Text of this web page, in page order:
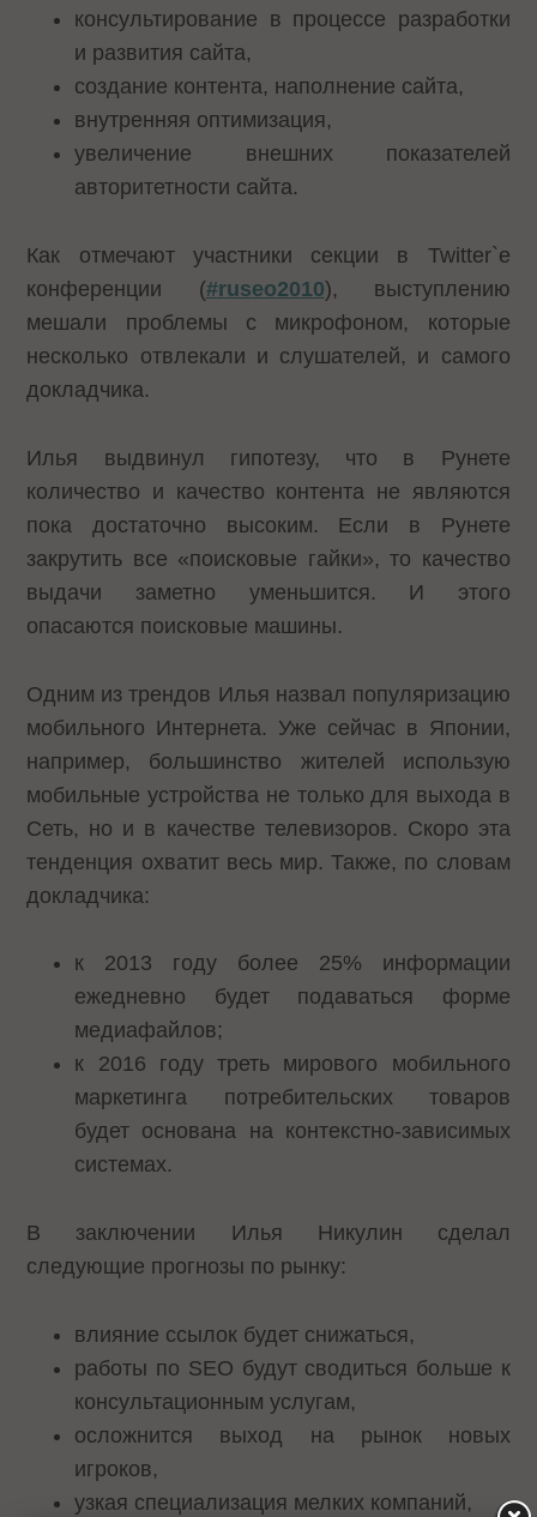
консультирование в процессе разработки
и развития сайта,
создание контента, наполнение сайта,
внутренняя оптимизация,
увеличение внешних показателей
авторитетности сайта.
Как отмечают участники секции в Twitter`е
конференции (#ruseo2010), выступлению
мешали проблемы с микрофоном, которые
несколько отвлекали и слушателей, и самого
докладчика.
Илья выдвинул гипотезу, что в Рунете
количество и качество контента не являются
пока достаточно высоким. Если в Рунете
закрутить все «поисковые гайки», то качество
выдачи заметно уменьшится. И этого
опасаются поисковые машины.
Одним из трендов Илья назвал популяризацию
мобильного Интернета. Уже сейчас в Японии,
например, большинство жителей использую
мобильные устройства не только для выхода в
Сеть, но и в качестве телевизоров. Скоро эта
тенденция охватит весь мир. Также, по словам
докладчика:
к 2013 году более 25% информации
ежедневно будет подаваться форме
медиафайлов;
к 2016 году треть мирового мобильного
маркетинга потребительских товаров
будет основана на контекстно-зависимых
системах.
В заключении Илья Никулин сделал
следующие прогнозы по рынку:
влияние ссылок будет снижаться,
работы по SEO будут сводиться больше к
консультационным услугам,
осложнится выход на рынок новых
игроков,
узкая специализация мелких компаний,